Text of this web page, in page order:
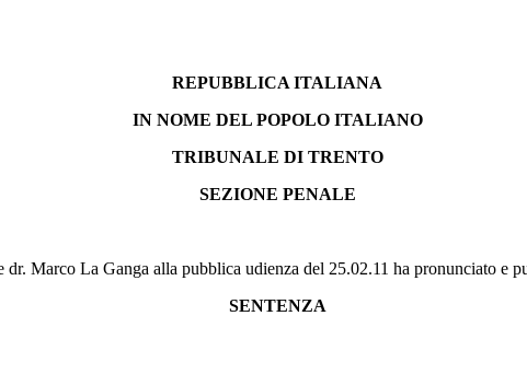
REPUBBLICA ITALIANA
IN NOME DEL POPOLO ITALIANO
TRIBUNALE DI TRENTO
SEZIONE PENALE
Marco La Ganga alla pubblica udienza del 25.02.11 ha pronunciato e
SENTENZA